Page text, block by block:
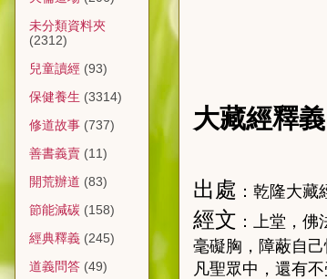
大藏經釋
出處 ：乾隆大藏
經文 ： 上堂，佛
毫礙胸，障蔽自
凡聖眾中，還有
未分類資料夾
(2312)
兒童讀經 (93)
保健養生 (3314)
修道故事 (737)
善書義賣 (11)
開荒辦道 (83)
節能減碳 (158)
經典釋義 (245)
道義問答 (49)